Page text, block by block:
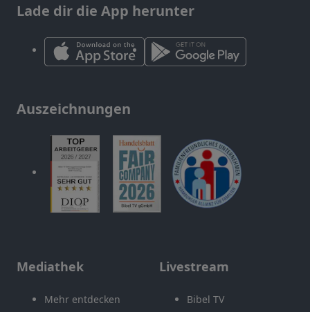
Lade dir die App herunter
Auszeichnungen
Mediathek
Mehr entdecken
Livestream
Bibel TV